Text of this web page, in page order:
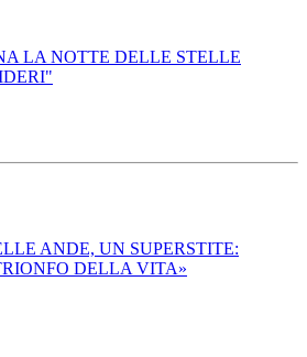
LA NOTTE DELLE STELLE
ANDE, UN SUPERSTITE:
DELLA VITA»